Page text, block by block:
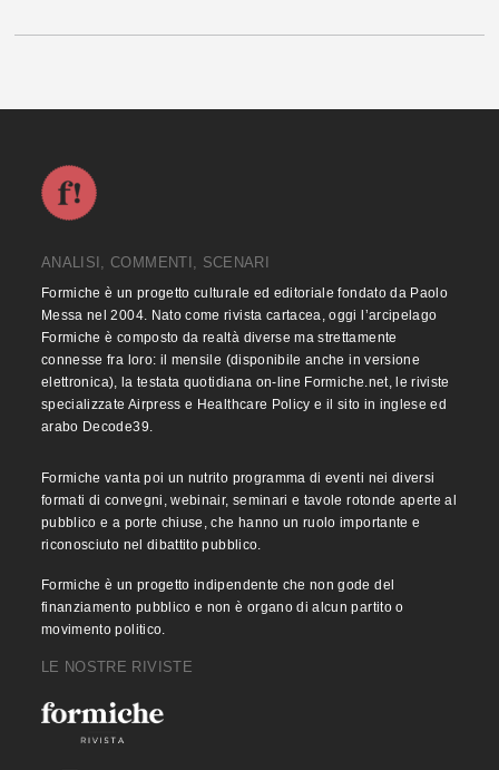
ANALISI, COMMENTI, SCENARI
Formiche è un progetto culturale ed editoriale fondato da Paolo
Messa nel 2004. Nato come rivista cartacea, oggi l’arcipelago
Formiche è composto da realtà diverse ma strettamente
connesse fra loro: il mensile (disponibile anche in versione
elettronica), la testata quotidiana on-line Formiche.net, le riviste
specializzate Airpress e Healthcare Policy e il sito in inglese ed
arabo Decode39.
Formiche vanta poi un nutrito programma di eventi nei diversi
formati di convegni, webinair, seminari e tavole rotonde aperte al
pubblico e a porte chiuse, che hanno un ruolo importante e
riconosciuto nel dibattito pubblico.
Formiche è un progetto indipendente che non gode del
finanziamento pubblico e non è organo di alcun partito o
movimento politico.
LE NOSTRE RIVISTE